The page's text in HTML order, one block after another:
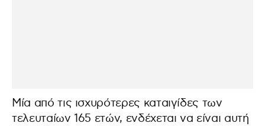
Μία από τις ισχυρότερες καταιγίδες των
τελευταίων 165 ετών, ενδέχεται να είναι αυτή